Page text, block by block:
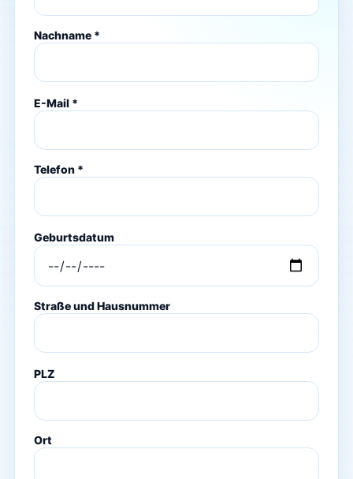
Nachname *
E-Mail *
Telefon *
Geburtsdatum
Straße und Hausnummer
PLZ
Ort